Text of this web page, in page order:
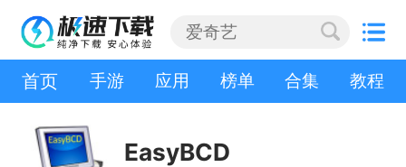
首页 手游 应用 榜单 合集 教程
EasyBCD